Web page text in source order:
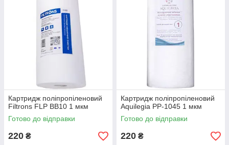
Картридж поліпропіленовий
Filtrons FLP BB10 1 мкм
Готово до відправки
220 ₴
Картридж поліпропіленовий
Aquilegia PP-1045 1 мкм
Готово до відправки
220 ₴